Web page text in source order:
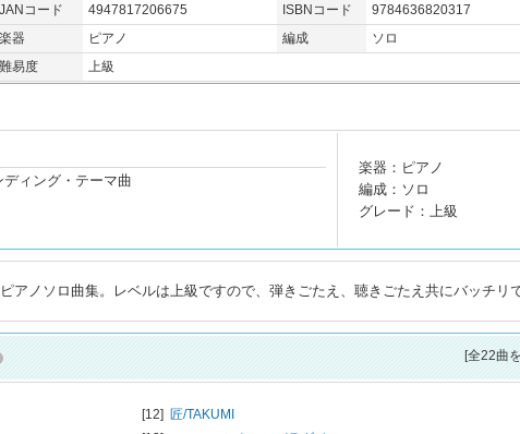
JANコード
4947817206675 ISBNコード
9784636820317
楽器
ピアノ 編成
ソロ
難易度
上級
ィング・テーマ曲
楽器：ピアノ
編成：ソロ
グレード：上級
アノソロ曲集。レベルは上級ですので、弾きごたえ、聴きごたえ共にバッチリ
[全22曲
[12] 匠/TAKUMI